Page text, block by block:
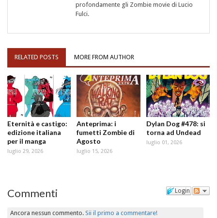
profondamente gli Zombie movie di Lucio
Fulci.
RELATED POSTS MORE FROM AUTHOR
Eternità e castigo:
edizione italiana
per il manga
luglio 29, 2026
Anteprima: i
fumetti Zombie di
Agosto
luglio 15, 2026
Dylan Dog #478: si
torna ad Undead
luglio 01, 2026
Login
Commenti
Ancora nessun commento.Sii il primo a commentare!